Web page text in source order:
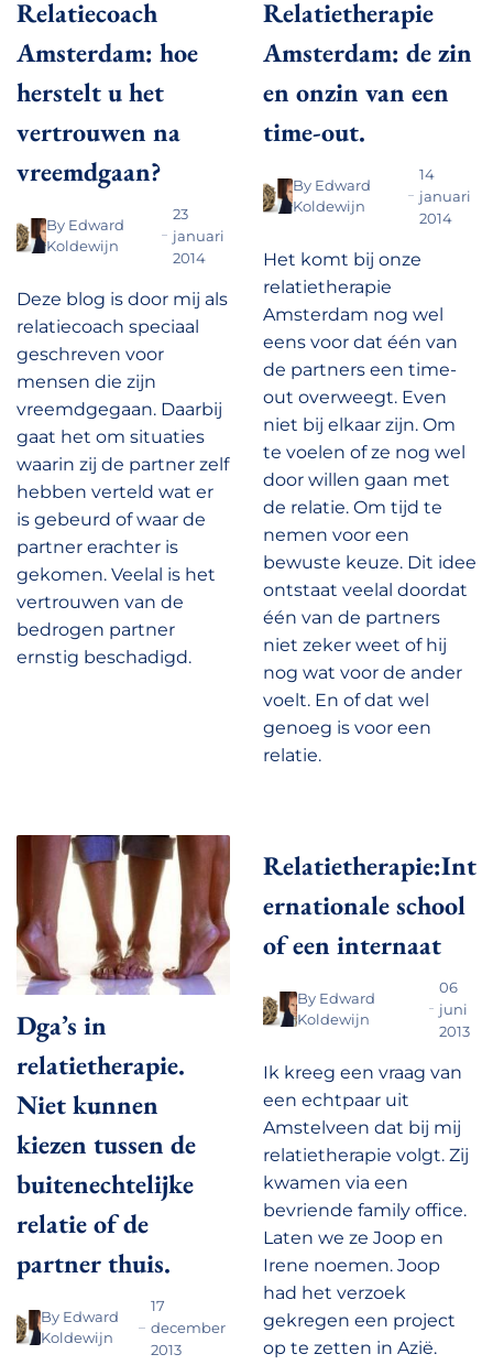
Relatiecoach
Amsterdam: hoe
herstelt u het
vertrouwen na
vreemdgaan?
By Edward
Koldewijn
23
januari
2014
Deze blog is door mij als
relatiecoach speciaal
geschreven voor
mensen die zijn
vreemdgegaan. Daarbij
gaat het om situaties
waarin zij de partner zelf
hebben verteld wat er
is gebeurd of waar de
partner erachter is
gekomen. Veelal is het
vertrouwen van de
bedrogen partner
ernstig beschadigd.
Relatietherapie
Amsterdam: de zin
en onzin van een
time-out.
By Edward
Koldewijn
14
januari
2014
Het komt bij onze
relatietherapie
Amsterdam nog wel
eens voor dat één van
de partners een time-
out overweegt. Even
niet bij elkaar zijn. Om
te voelen of ze nog wel
door willen gaan met
de relatie. Om tijd te
nemen voor een
bewuste keuze. Dit idee
ontstaat veelal doordat
één van de partners
niet zeker weet of hij
nog wat voor de ander
voelt. En of dat wel
genoeg is voor een
relatie.
Dga’s in
relatietherapie.
Niet kunnen
kiezen tussen de
buitenechtelijke
relatie of de
partner thuis.
By Edward
Koldewijn
17
december
2013
Relatietherapie:Int
ernationale school
of een internaat
By Edward
Koldewijn
06
juni
2013
Ik kreeg een vraag van
een echtpaar uit
Amstelveen dat bij mij
relatietherapie volgt. Zij
kwamen via een
bevriende family office.
Laten we ze Joop en
Irene noemen. Joop
had het verzoek
gekregen een project
op te zetten in Azië.